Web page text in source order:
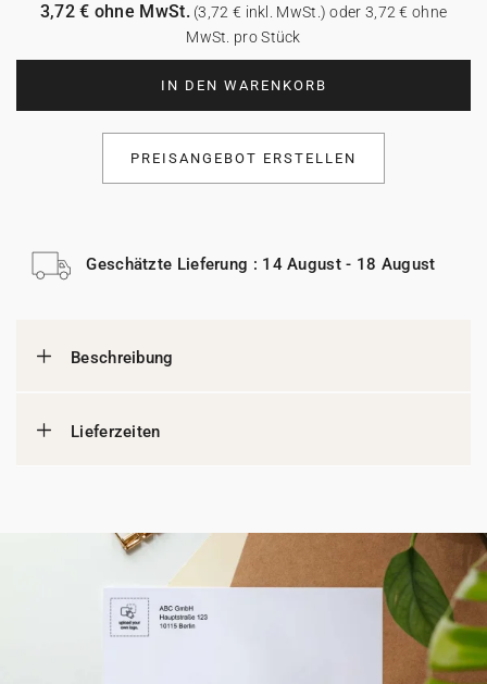
IN DEN WARENKORB
3,72 € ohne MwSt.(3,72 € inkl. MwSt.) oder 3,72 € ohne
MwSt. pro Stück
PREISANGEBOT ERSTELLEN
Geschätzte Lieferung : 14 August - 18 August
Beschreibung
Lieferzeiten